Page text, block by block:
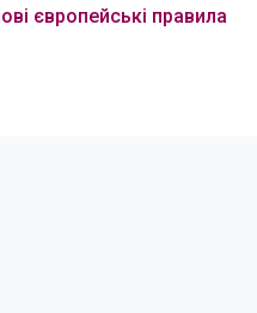
європейські правила